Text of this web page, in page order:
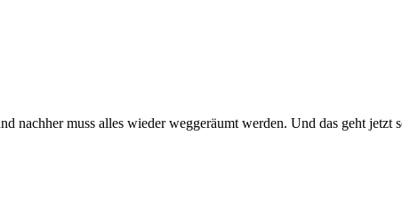
muss alles wieder weggeräumt werden. Und das geht jetzt